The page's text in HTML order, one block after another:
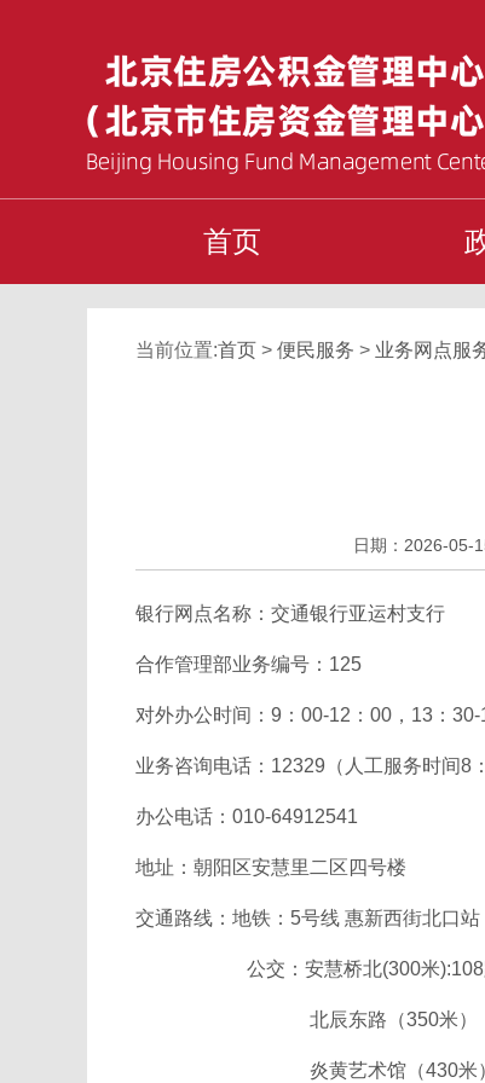
首页
当前位置:首页 > 便民服务 > 业务网点服
日期：2026-05-
银行网点名称：交通银行亚运村支行
合作管理部业务编号：125
对外办公时间：9：00-12：00，13：
业务咨询电话：12329（人工服务时间8
办公电话：010-64912541
地址：朝阳区安慧里二区四号楼
交通路线：地铁：5号线 惠新西街北口
公交：安慧桥北(300米):108路、
北辰东路（350米）：82路
炎黄艺术馆（430米）：108路、